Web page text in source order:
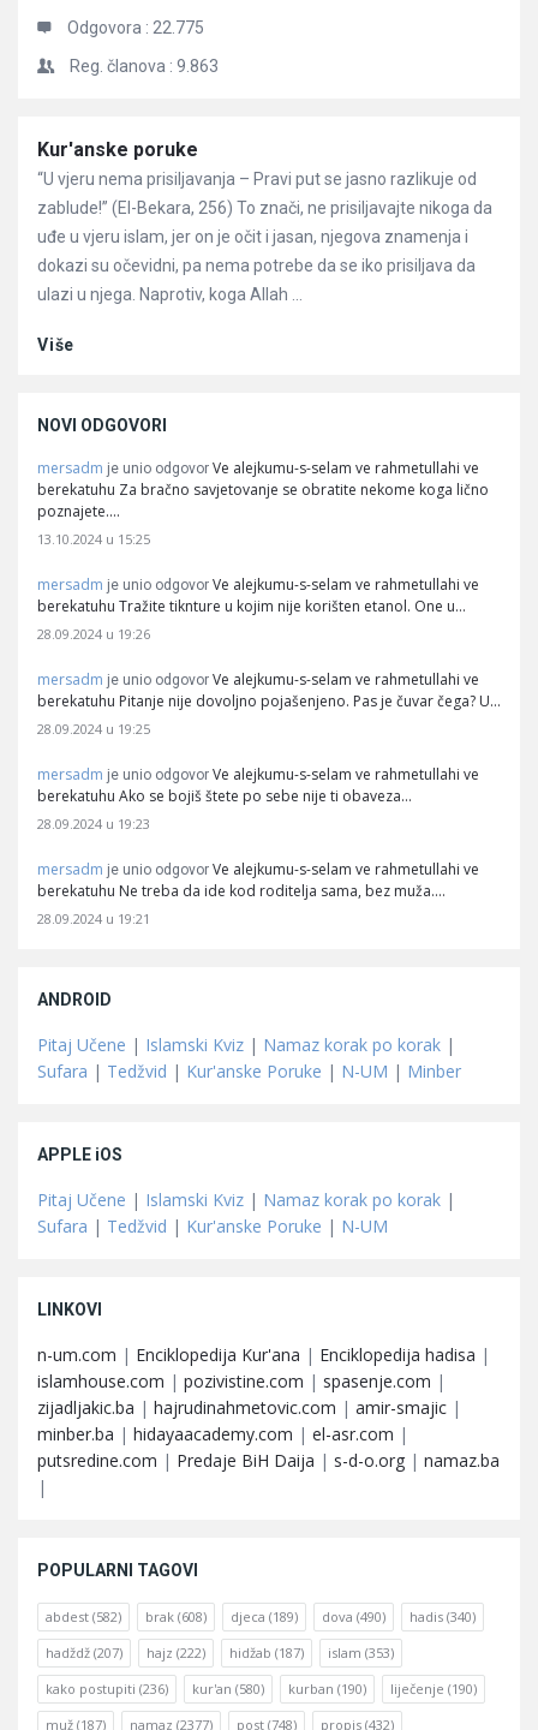
Odgovora : 22.775
Reg. članova : 9.863
Članci
Kur'anske poruke
“U vjeru nema prisiljavanja – Pravi put se jasno razlikuje od
zablude!” (El-Bekara, 256) To znači, ne prisiljavajte nikoga da
uđe u vjeru islam, jer on je očit i jasan, njegova znamenja i
dokazi su očevidni, pa nema potrebe da se iko prisiljava da
ulazi u njega. Naprotiv, koga Allah ...
Više
NOVI ODGOVORI
mersadm je unio odgovor Ve alejkumu-s-selam ve rahmetullahi ve
berekatuhu Za bračno savjetovanje se obratite nekome koga lično
poznajete.…
13.10.2024 u 15:25
mersadm je unio odgovor Ve alejkumu-s-selam ve rahmetullahi ve
berekatuhu Tražite tiknture u kojim nije korišten etanol. One u…
28.09.2024 u 19:26
mersadm je unio odgovor Ve alejkumu-s-selam ve rahmetullahi ve
berekatuhu Pitanje nije dovoljno pojašenjeno. Pas je čuvar čega? U…
28.09.2024 u 19:25
mersadm je unio odgovor Ve alejkumu-s-selam ve rahmetullahi ve
berekatuhu Ako se bojiš štete po sebe nije ti obaveza…
28.09.2024 u 19:23
mersadm je unio odgovor Ve alejkumu-s-selam ve rahmetullahi ve
berekatuhu Ne treba da ide kod roditelja sama, bez muža.…
28.09.2024 u 19:21
ANDROID
Pitaj Učene | Islamski Kviz | Namaz korak po korak |
Sufara | Tedžvid | Kur'anske Poruke | N-UM | Minber
APPLE iOS
Pitaj Učene | Islamski Kviz | Namaz korak po korak |
Sufara | Tedžvid | Kur'anske Poruke | N-UM
LINKOVI
n-um.com | Enciklopedija Kur'ana | Enciklopedija hadisa |
islamhouse.com | pozivistine.com | spasenje.com |
zijadljakic.ba | hajrudinahmetovic.com | amir-smajic |
minber.ba | hidayaacademy.com | el-asr.com |
putsredine.com | Predaje BiH Daija | s-d-o.org | namaz.ba
|
POPULARNI TAGOVI
abdest (582) brak (608) djeca (189) dova (490) hadis (340)
hadždž (207) hajz (222) hidžab (187) islam (353)
kako postupiti (236) kur'an (580) kurban (190) liječenje (190)
muž (187) namaz (2377) post (748) propis (432)